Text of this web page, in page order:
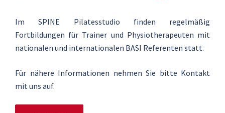
Im SPINE Pilatesstudio finden regelmäßig
Fortbildungen für Trainer und Physiotherapeuten mit
nationalen und internationalen BASI Referenten statt.
Für nähere Informationen nehmen Sie bitte Kontakt
mit uns auf.